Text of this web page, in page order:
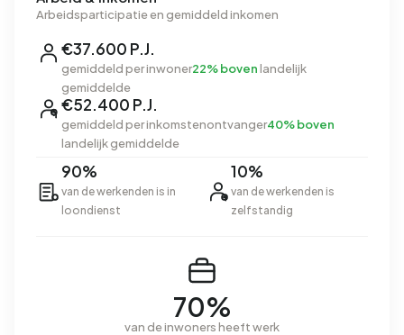
Arbeidsparticipatie en gemiddeld inkomen
€37.600 P.J.
gemiddeld per inwoner22% bovenlandelijk
gemiddelde
€52.400 P.J.
gemiddeld per inkomstenontvanger40% boven
landelijk gemiddelde
90%
van de werkenden is in
loondienst
10%
van de werkenden is
zelfstandig
70%
van de inwoners heeft werk